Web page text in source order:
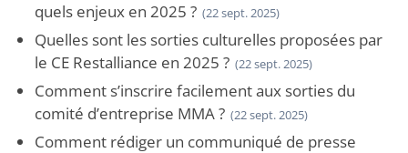
quels enjeux en 2025 ? (22 sept. 2025)
Quelles sont les sorties culturelles proposées par
le CE Restalliance en 2025 ? (22 sept. 2025)
Comment s’inscrire facilement aux sorties du
comité d’entreprise MMA ? (22 sept. 2025)
Comment rédiger un communiqué de presse